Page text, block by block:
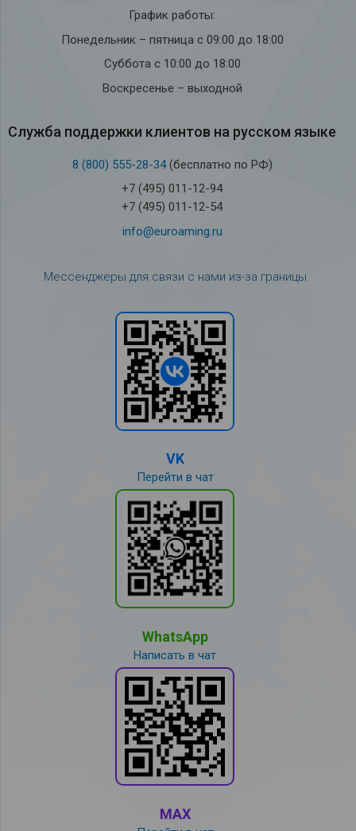
График работы:
Понедельник – пятница с 09:00 до 18:00
Суббота с 10:00 до 18:00
Воскресенье – выходной
Служба под­держки кли­ен­тов на рус­ском языке
8 (800) 555-28-34(бесплатно по РФ)
+7 (495) 011-12-94
+7 (495) 011-12-54
info@euroaming.ru
Мессенджеры для связи с нами из-за границы
VK
Перейти в чат
WhatsApp
Написать в чат
MAX